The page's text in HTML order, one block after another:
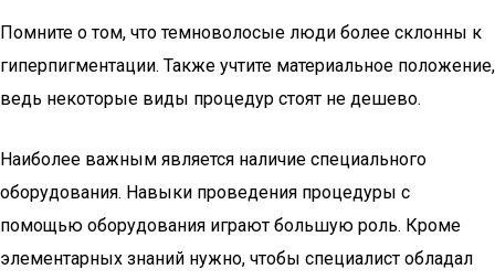
Помните о том, что темноволосые люди более склонны к
гиперпигментации. Также учтите материальное положение,
ведь некоторые виды процедур стоят не дешево.
Наиболее важным является наличие специального
оборудования. Навыки проведения процедуры с
помощью оборудования играют большую роль. Кроме
элементарных знаний нужно, чтобы специалист обладал